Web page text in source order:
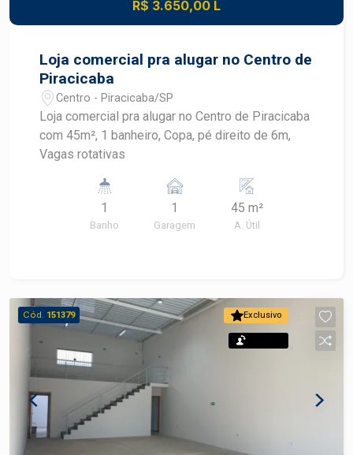
R$ 3.650,00 L
Loja comercial pra alugar no Centro de
Piracicaba
Centro - Piracicaba/SP
Loja comercial pra alugar no Centro de Piracicaba
com 45m², 1 banheiro, Copa, pé direito de 6m,
Vagas rotativas
1
Banho
1
Garagem
45 m²
A. Útil
Exclusivo
Cód. 151379